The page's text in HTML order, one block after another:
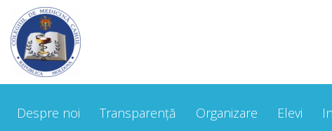
Despre
noi
Cuvântul
Despre noi Transparență Organizare Elevi